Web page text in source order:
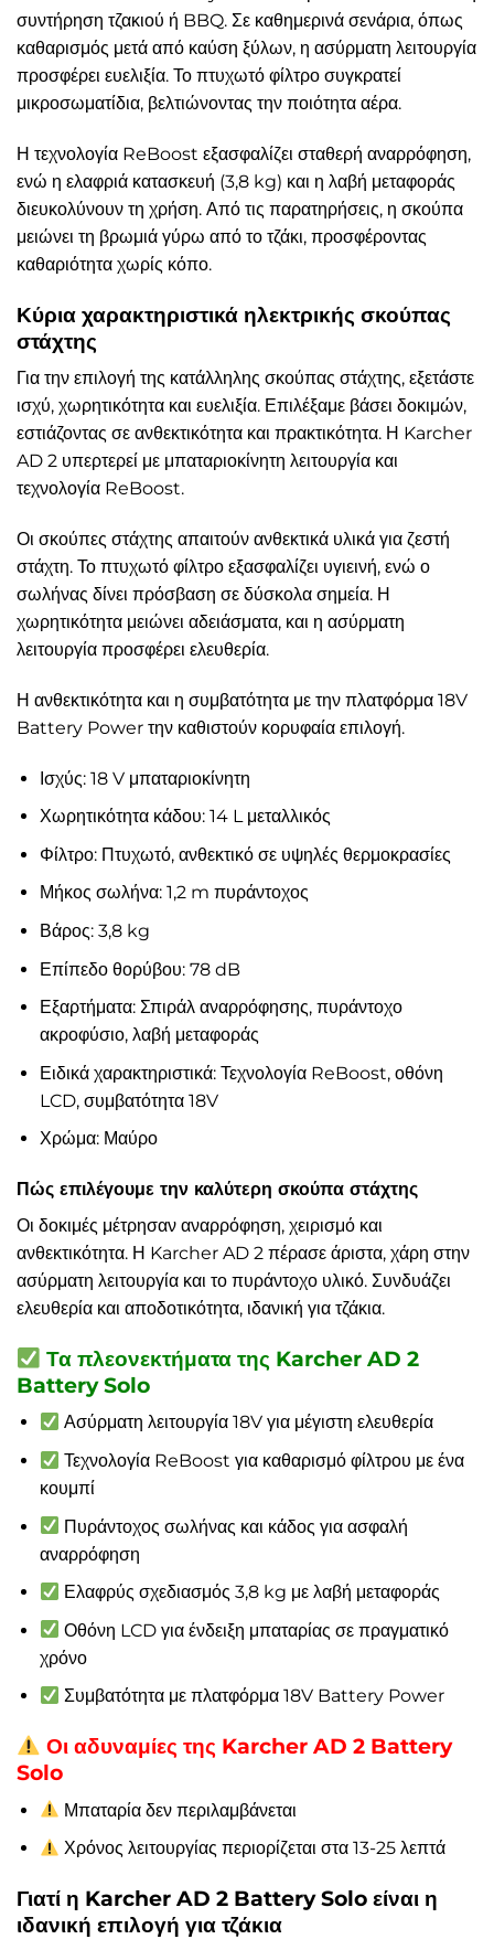
συντήρηση τζακιού ή BBQ. Σε καθημερινά σενάρια, όπως
καθαρισμός μετά από καύση ξύλων, η ασύρματη λειτουργία
προσφέρει ευελιξία. Το πτυχωτό φίλτρο συγκρατεί
μικροσωματίδια, βελτιώνοντας την ποιότητα αέρα.
Η τεχνολογία ReBoost εξασφαλίζει σταθερή αναρρόφηση,
ενώ η ελαφριά κατασκευή (3,8 kg) και η λαβή μεταφοράς
διευκολύνουν τη χρήση. Από τις παρατηρήσεις, η σκούπα
μειώνει τη βρωμιά γύρω από το τζάκι, προσφέροντας
καθαριότητα χωρίς κόπο.
Κύρια χαρακτηριστικά ηλεκτρικής σκούπας
στάχτης
Για την επιλογή της κατάλληλης σκούπας στάχτης, εξετάστε
ισχύ, χωρητικότητα και ευελιξία. Επιλέξαμε βάσει δοκιμών,
εστιάζοντας σε ανθεκτικότητα και πρακτικότητα. Η Karcher
AD 2 υπερτερεί με μπαταριοκίνητη λειτουργία και
τεχνολογία ReBoost.
Οι σκούπες στάχτης απαιτούν ανθεκτικά υλικά για ζεστή
στάχτη. Το πτυχωτό φίλτρο εξασφαλίζει υγιεινή, ενώ ο
σωλήνας δίνει πρόσβαση σε δύσκολα σημεία. Η
χωρητικότητα μειώνει αδειάσματα, και η ασύρματη
λειτουργία προσφέρει ελευθερία.
Η ανθεκτικότητα και η συμβατότητα με την πλατφόρμα 18V
Battery Power την καθιστούν κορυφαία επιλογή.
Ισχύς: 18 V μπαταριοκίνητη
Χωρητικότητα κάδου: 14 L μεταλλικός
Φίλτρο: Πτυχωτό, ανθεκτικό σε υψηλές θερμοκρασίες
Μήκος σωλήνα: 1,2 m πυράντοχος
Βάρος: 3,8 kg
Επίπεδο θορύβου: 78 dB
Εξαρτήματα: Σπιράλ αναρρόφησης, πυράντοχο
ακροφύσιο, λαβή μεταφοράς
Ειδικά χαρακτηριστικά: Τεχνολογία ReBoost, οθόνη
LCD, συμβατότητα 18V
Χρώμα: Μαύρο
Πώς επιλέγουμε την καλύτερη σκούπα στάχτης
Οι δοκιμές μέτρησαν αναρρόφηση, χειρισμό και
ανθεκτικότητα. Η Karcher AD 2 πέρασε άριστα, χάρη στην
ασύρματη λειτουργία και το πυράντοχο υλικό. Συνδυάζει
ελευθερία και αποδοτικότητα, ιδανική για τζάκια.
Τα πλεονεκτήματα της Karcher AD 2
Battery Solo
Ασύρματη λειτουργία 18V για μέγιστη ελευθερία
Τεχνολογία ReBoost για καθαρισμό φίλτρου με ένα
κουμπί
Πυράντοχος σωλήνας και κάδος για ασφαλή
αναρρόφηση
Ελαφρύς σχεδιασμός 3,8 kg με λαβή μεταφοράς
Οθόνη LCD για ένδειξη μπαταρίας σε πραγματικό
χρόνο
Συμβατότητα με πλατφόρμα 18V Battery Power
Οι αδυναμίες της Karcher AD 2 Battery
Solo
Μπαταρία δεν περιλαμβάνεται
Χρόνος λειτουργίας περιορίζεται στα 13-25 λεπτά
Γιατί η Karcher AD 2 Battery Solo είναι η
ιδανική επιλογή για τζάκια